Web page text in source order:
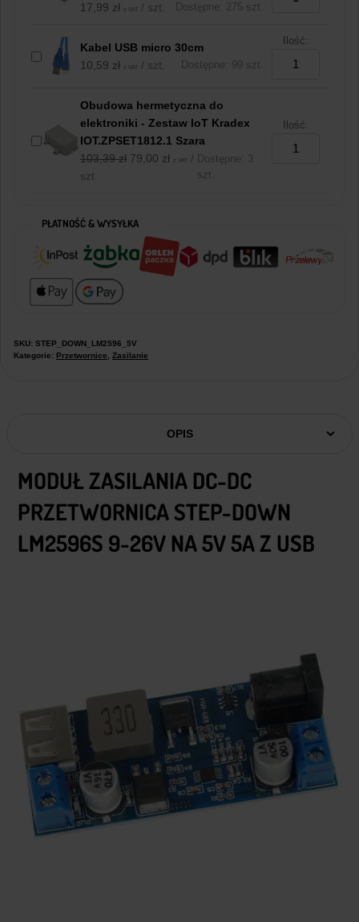
17,99 zł z VAT / szt. Dostępne: 275 szt.
Kabel USB micro 30cm
10,59 zł z VAT / szt. Dostępne: 99 szt.
Ilość:
Obudowa hermetyczna do
elektroniki - Zestaw IoT Kradex
IOT.ZPSET1812.1 Szara
103,39zł Pierwotna
79,00 złAktualna
z VAT
/
szt.
Dostępne: 3
szt.
Ilość:
PŁATNOŚĆ & WYSYŁKA
SKU: STEP_DOWN_LM2596_5V
Kategorie: Przetwornice Zasilanie
OPIS
MODUŁ ZASILANIA DC-DC
PRZETWORNICA STEP-DOWN
LM2596S 9-26V NA 5V 5A Z USB